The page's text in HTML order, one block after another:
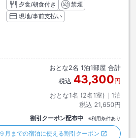
夕食/朝食付き
禁煙
現地/事前支払い
おとな2名 1泊1部屋 合計
税込 43,300円
おとな1名 (2名1室)｜ 1泊
税込 21,650円
割引クーポン配布中 ※利用条件あり
９月までの宿泊に使える割引クーポン